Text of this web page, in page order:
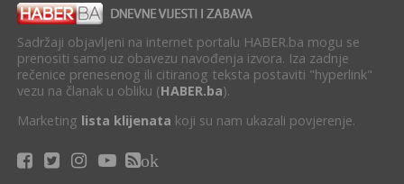
Sadržaji objavljeni na internet portalu HABER.ba mogu se
prenositi samo uz obavezu navođenja izvora. Iza zadnje
rečenice prenesenog ili citiranog teksta postaviti "hyperlink"
vezu na članak u obliku (HABER.ba).
Marketing lista klijenata koji su nam ukazali povjerenje.
ok